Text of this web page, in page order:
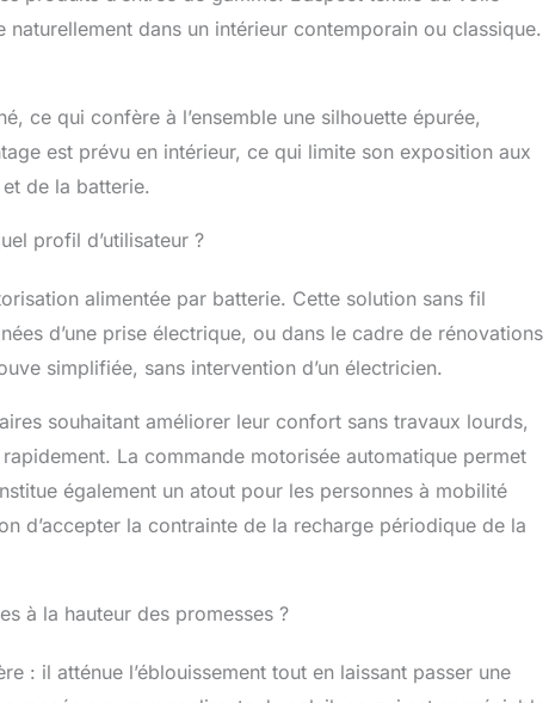
maison, STORESDECO propose un service client et un
vente pour toute question ou tout problème lié au
ou à la livraison, en plaçant toujours la satisfaction
dans un intérieur contemporain ou classique.
ce qui confère à l’ensemble une silhouette épurée,
est prévu en intérieur, ce qui limite son exposition aux
de la batterie.
profil d’utilisateur ?
alimentée par batterie. Cette solution sans fil
d’une prise électrique, ou dans le cadre de rénovations
simplifiée, sans intervention d’un électricien.
souhaitant améliorer leur confort sans travaux lourds,
La commande motorisée automatique permet
également un atout pour les personnes à mobilité
d’accepter la contrainte de la recharge périodique de la
à la hauteur des promesses ?
: il atténue l’éblouissement tout en laissant passer une